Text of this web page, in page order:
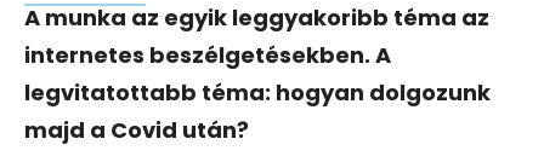
A munka az egyik leggyakoribb téma az
internetes beszélgetésekben. A
legvitatottabb téma: hogyan dolgozunk
majd a Covid után?